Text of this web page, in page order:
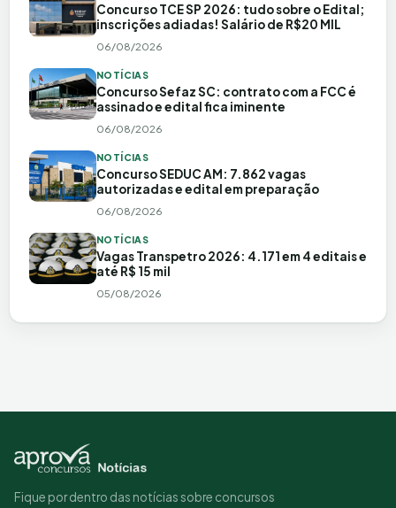
Concurso TCE SP 2026: tudo sobre o Edital;
inscrições adiadas! Salário de R$20 MIL
06/08/2026
NOTÍCIAS
Concurso Sefaz SC: contrato com a FCC é
assinado e edital fica iminente
06/08/2026
NOTÍCIAS
Concurso SEDUC AM: 7.862 vagas
autorizadas e edital em preparação
06/08/2026
NOTÍCIAS
Vagas Transpetro 2026: 4.171 em 4 editais e
até R$ 15 mil
05/08/2026
Fique por dentro das notícias sobre concursos